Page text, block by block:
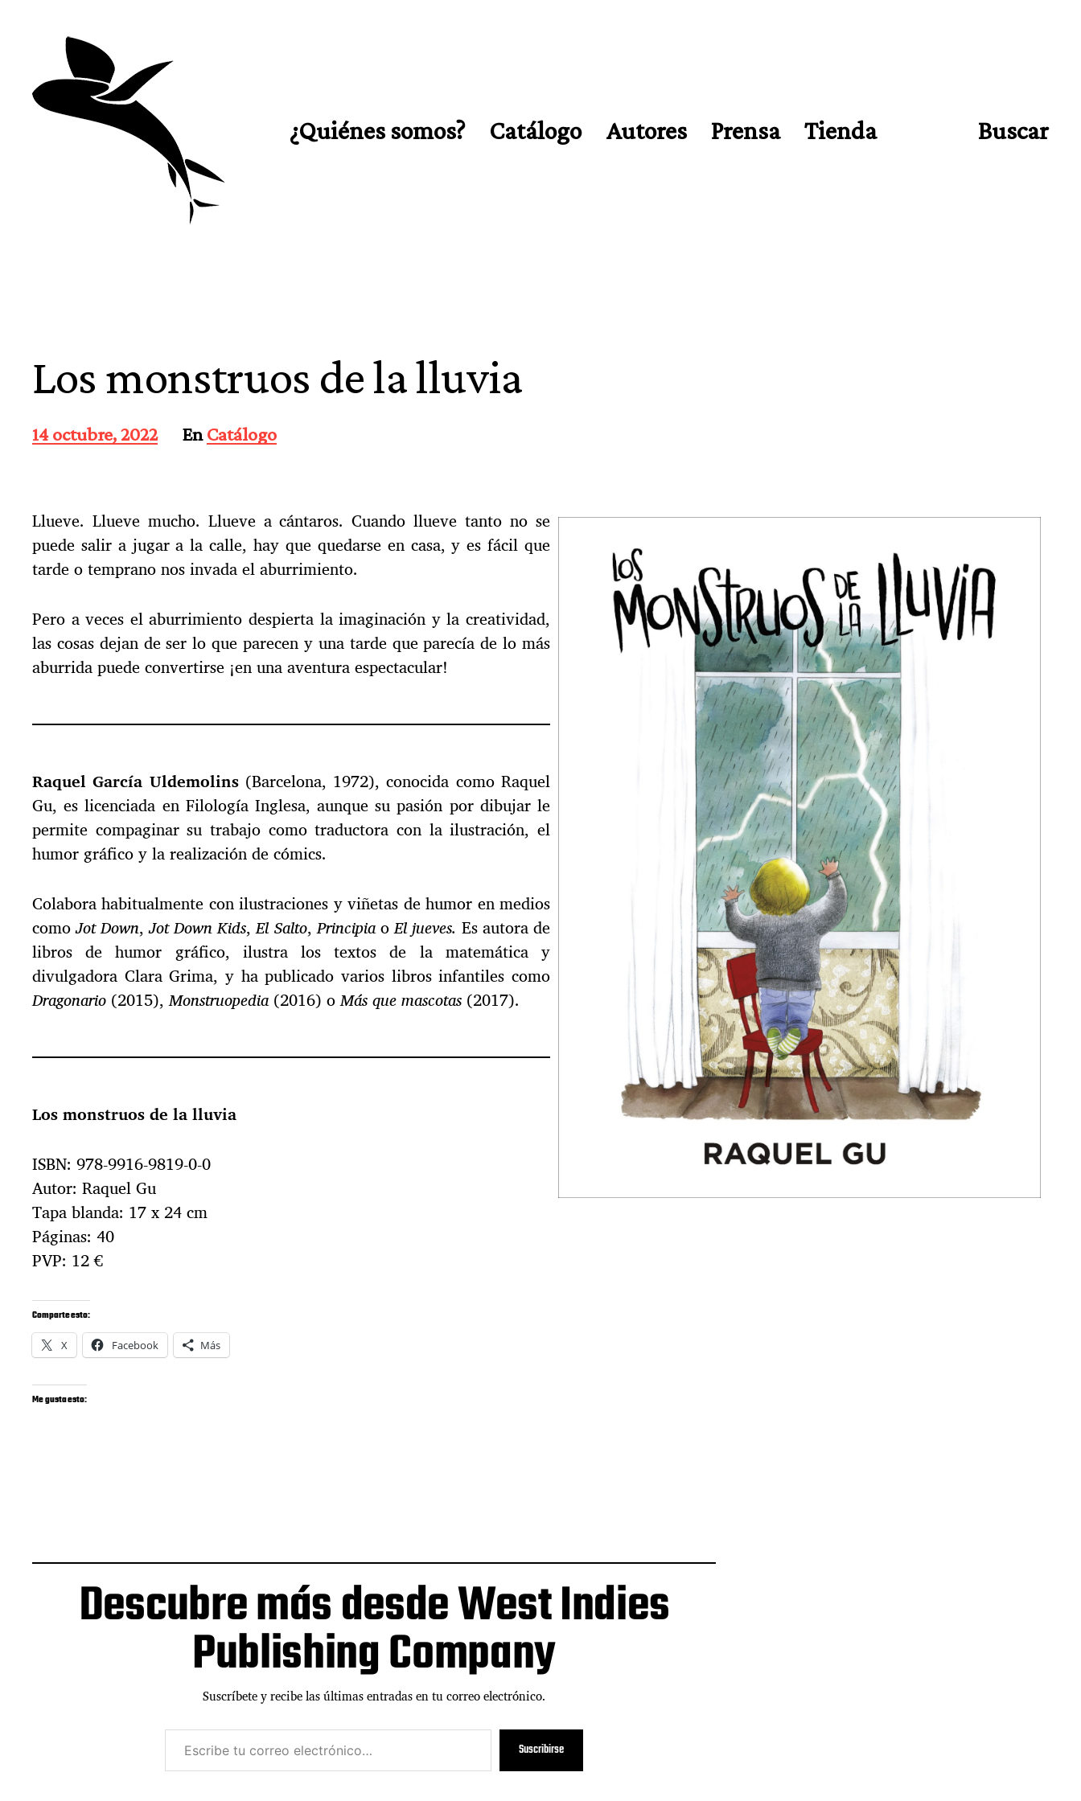
¿Quiénes somos? Catálogo Autores Prensa Tienda Buscar
Los monstruos de la lluvia
F
e
d
e
l
a
n
t
r
a
14 octubre, 2022 EnCatálogo
Llueve. Llueve mucho. Llueve a cántaros. Cuando llueve tanto no se
puede salir a jugar a la calle, hay que quedarse en casa, y es fácil que
tarde o temprano nos invada el aburrimiento.
Pero a veces el aburrimiento despierta la imaginación y la creatividad,
las cosas dejan de ser lo que parecen y una tarde que parecía de lo más
aburrida puede convertirse ¡en una aventura espectacular!
Raquel García Uldemolins(Barcelona, 1972), conocida como Raquel
Gu, es licenciada en Filología Inglesa, aunque su pasión por dibujar le
permite compaginar su trabajo como traductora con la ilustración, el
humor gráfico y la realización de cómics.
Colabora habitualmente con ilustraciones y viñetas de humor en medios
comoJot Down,Jot Down Kids,El Salto,PrincipiaoEl jueves. Es autora de
libros de humor gráfico, ilustra los textos de la matemática y
divulgadora Clara Grima, y ha publicado varios libros infantiles como
Dragonario (2015),Monstruopedia(2016) oMás que mascotas (2017).
Los monstruos de la lluvia
ISBN: 978-9916-9819-0-0
Autor: Raquel Gu
Tapa blanda: 17 x 24 cm
Páginas: 40
PVP: 12 €
Comparte esto:
X Facebook Más
Me gusta esto:
Descubre más desde West Indies
Publishing Company
Suscríbete y recibe las últimas entradas en tu correo electrónico.
E
c
Suscribirse